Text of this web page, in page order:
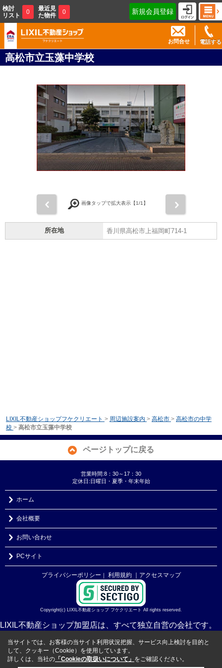
検討
リスト
0
最近見
た物件
0 新規会員登録
電話する
お問合せ
高松市立玉藻中学校
画像タップで拡大表示【1/1】
所在地 香川県高松市上福岡町714-1
LIXIL不動産ショップフケクリエート > 周辺施設案内 > 高松市 > 高松市の中学
校 > 高松市立玉藻中学校
ページトップに戻る
営業時間:8：30～17：30
定休日:日曜日・夏季・年末年始
ホーム
会社概要
お問い合わせ
PCサイト
プライバシーポリシー ｜ 利用規約 ｜アクセスマップ
Copyright(c) LIXIL不動産ショップ フケクリエート All rights reserved.
LIXIL不動産ショップ加盟店は、すべて独立自営の会社です。
当サイトでは、お客様の当サイト利用状況把握、サービス向上検討を目的と
して、クッキー（Cookie）を使用しています。
詳しくは、当社の 「Cookieの取扱いについて」 をご確認ください。